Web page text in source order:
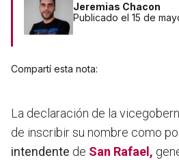
Jeremias Chacon
Publicado el 15 de
Compartí esta nota:
La declaración de la
de inscribir su nombre como
intendente de San Rafael,